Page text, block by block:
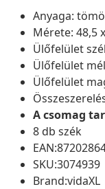
Anyaga:
Mérete: 48,5
Ülőfelület
Ülőfelület
Ülőfelület
A csomag
8 db szék
SKU:3074939
Brand:vidaXL